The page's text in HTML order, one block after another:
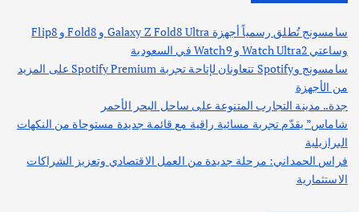
سامسونج تُطلق رسمياً أجهزة Galaxy Z Fold8 Ultra و Fold8 و Flip8
وساعتي Watch Ultra2 و Watch9 في السعودية
سامسونج وSpotify تتعاونان لإتاحة تجربة Spotify Premium على المزيد
من الأجهزة
جدة.. مدينة التجارب المتنوعة على ساحل البحر الأحمر
شاماس” يقدّم تجربة مسائية راقية مع قائمة جديدة مستوحاة من النكهات
البرازيلية
فراس الحمداني: مرحلة جديدة من العمل الاقتصادي وتعزيز الشراكات
الاستثمارية